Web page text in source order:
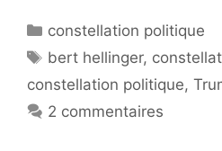
Catégories
constellation politique
Étiquettes
bert hellinger,
constellation politique,
2 commentaires